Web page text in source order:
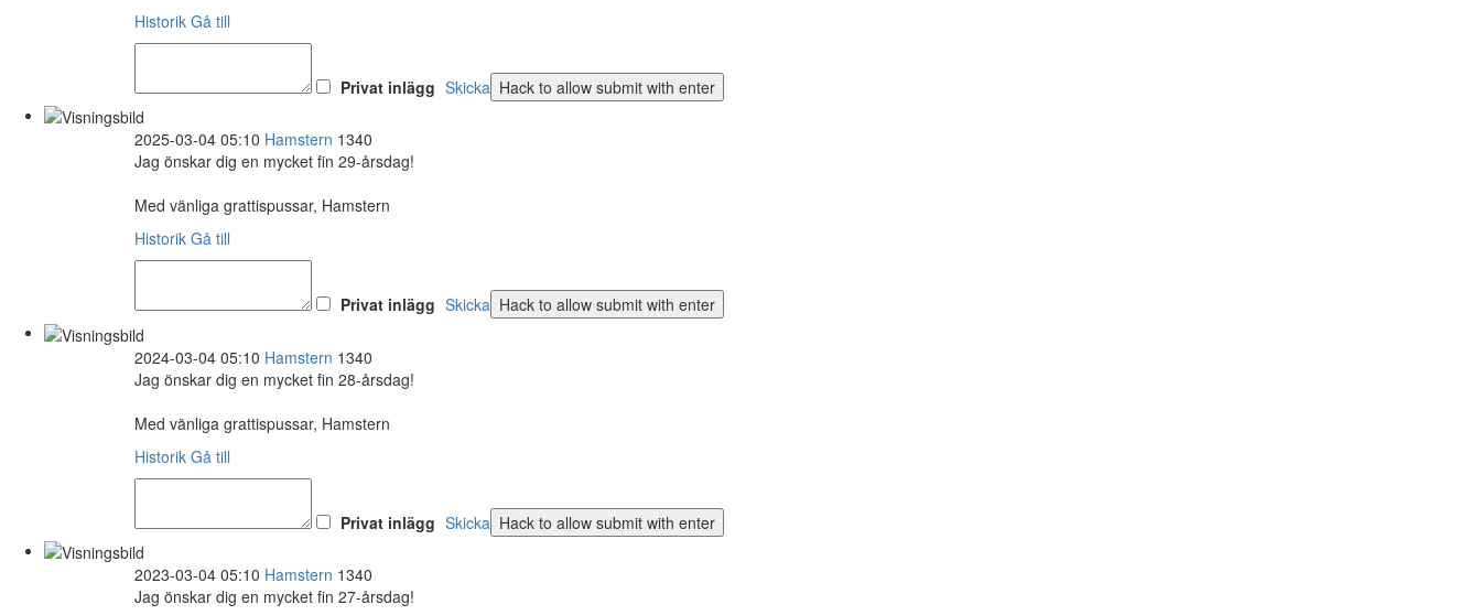
Historik Gå till
Privat inlägg Skicka
2025-03-04 05:10 Hamstern 1340
Jag önskar dig en mycket fin 29-årsdag!
Med vänliga grattispussar, Hamstern
Historik Gå till
Privat inlägg Skicka
2024-03-04 05:10 Hamstern 1340
Jag önskar dig en mycket fin 28-årsdag!
Med vänliga grattispussar, Hamstern
Historik Gå till
Privat inlägg Skicka
2023-03-04 05:10 Hamstern 1340
Jag önskar dig en mycket fin 27-årsdag!